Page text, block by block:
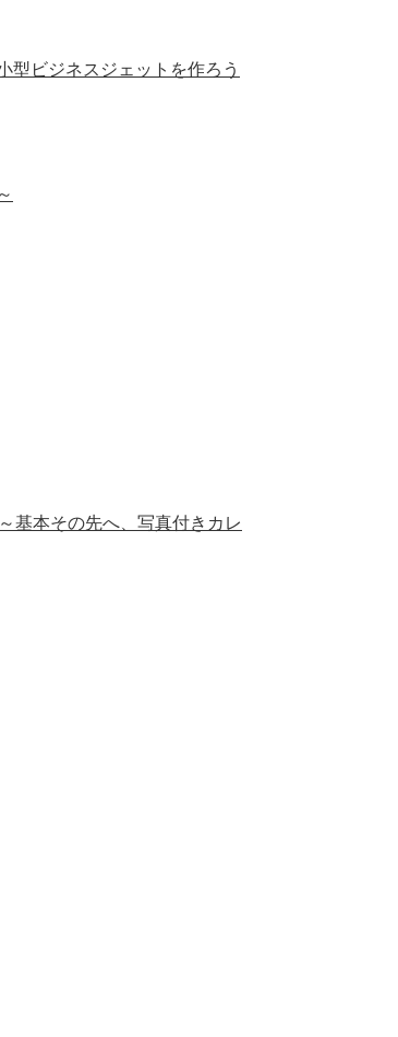
型ビジネスジェットを作ろう
本その先へ、写真付きカレ